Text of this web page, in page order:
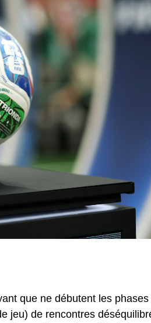
que ne débutent les
jeu) de rencontres